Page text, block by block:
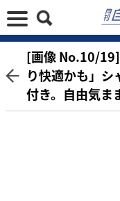
[画像 No.10/
り快適かも」
付き。自由気ま